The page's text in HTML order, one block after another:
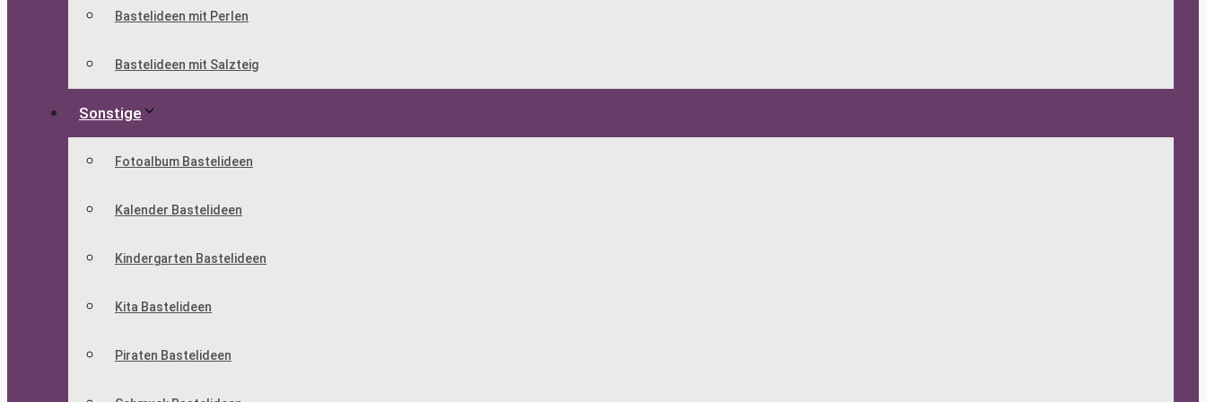
Bastelideen mit Perlen
Bastelideen mit Salzteig
Sonstige
Fotoalbum Bastelideen
Kalender Bastelideen
Kindergarten Bastelideen
Kita Bastelideen
Piraten Bastelideen